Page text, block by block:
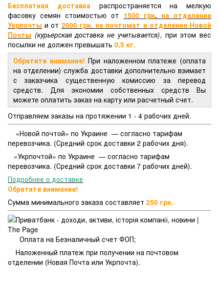
Бесплатная доставка распространяется на мелкую
фасовку семян стоимостью от 1500 грн. на отделение
Укрпочты и от 2000 грн. на почтомат и отделение Новой
Почты (курьерская доставка не учитывается), при этом вес
посылки не должен превышать 0,5 кг.
Обратите внимание!При наложенном платеже (оплата
на отделении) служба доставки дополнительно взимает
с заказчика существенную комиссию за перевод
средств. Для экономии собственных средств Вы
можете оплатить заказ на карту или расчетный счет.
Отправляем заказы на протяжении 1 - 4 рабочих дней.
«Новой почтой» по Украине — согласно тарифам
перевозчика. (Средний срок доставки 2 рабочих дня).
«Укрпочтой» по Украине — согласно тарифам
перевозчика. (Средний срок доставки 7 рабочих дней).
Подробнее о доставке
Обратите внимание!
Сумма минимального заказа составляет 250 грн.
Оплата на Безналичный счет ФОП;
Наложенный платеж при получении на почтовом
отделении (Новая Почта или Укрпочта).